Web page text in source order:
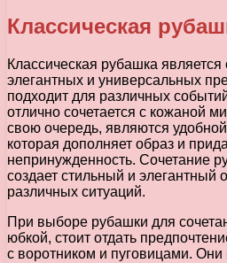
Классическая
Классическая рубашка
элегантных и универсальных
подходит для различных
отлично сочетается с кожаной
свою очередь, являются
которая дополняет образ и
непринужденность. Сочетание
создает стильный и элегантный
различных ситуаций.
При выборе рубашки для
юбкой, стоит отдать
с воротником и пуговицами.